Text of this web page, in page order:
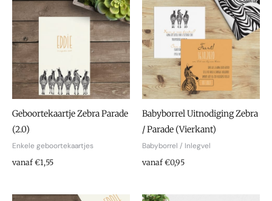
Geboortekaartje Zebra Parade
(2.0)
Enkele geboortekaartjes
vanaf €1,55
Babyborrel Uitnodiging Zebra
/ Parade (Vierkant)
Babyborrel / Inlegvel
vanaf €0,95